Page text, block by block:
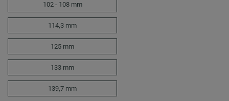
102 - 108 mm
114,3 mm
125 mm
133 mm
139,7 mm